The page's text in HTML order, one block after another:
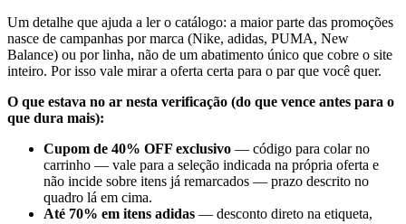
Um detalhe que ajuda a ler o catálogo: a maior parte das promoções
nasce de campanhas por marca (Nike, adidas, PUMA, New
Balance) ou por linha, não de um abatimento único que cobre o site
inteiro. Por isso vale mirar a oferta certa para o par que você quer.
O que estava no ar nesta verificação (do que vence antes para o
que dura mais):
Cupom de 40% OFF exclusivo — código para colar no
carrinho — vale para a seleção indicada na própria oferta e
não incide sobre itens já remarcados — prazo descrito no
quadro lá em cima.
Até 70% em itens adidas — desconto direto na etiqueta,